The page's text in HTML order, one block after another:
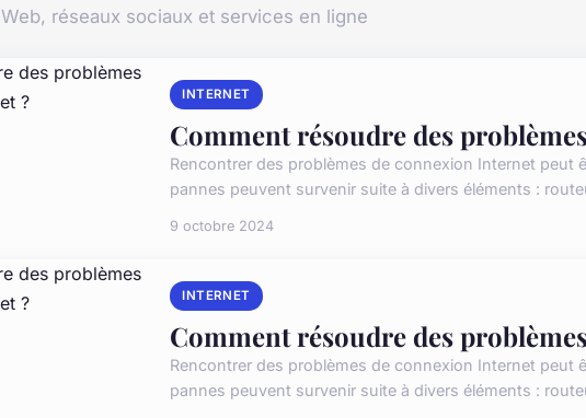
Web, réseaux sociaux et services en ligne
INTERNET
Comment résoudre des
Rencontrer des problèmes de connexion Internet peut
pannes peuvent survenir suite à divers éléments :
9 octobre 2024
INTERNET
Comment résoudre des
Rencontrer des problèmes de connexion Internet peut
pannes peuvent survenir suite à divers éléments :